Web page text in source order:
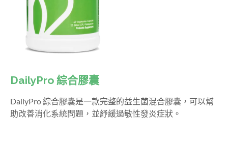
DailyPro 綜合膠囊
DailyPro 綜合膠囊是一款完整的益生菌混合膠囊，可以幫
助改善消化系統問題，並紓緩過敏性發炎症狀。